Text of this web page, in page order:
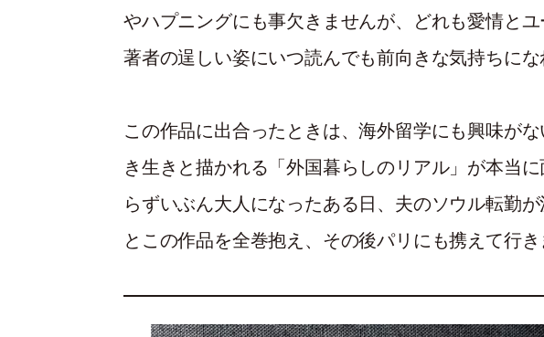
やハプニングにも事欠きませんが、どれも愛情とユ
著者の逞しい姿にいつ読んでも前向きな気持ちにな
この作品に出合ったときは、海外留学にも興味が
き生きと描かれる「外国暮らしのリアル」が本当
らずいぶん大人になったある日、夫のソウル転勤が
とこの作品を全巻抱え、その後パリにも携えて行き